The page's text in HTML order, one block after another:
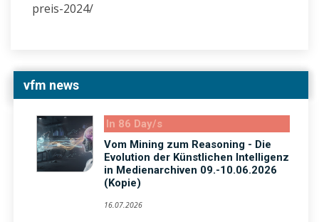
preis-2024/
vfm news
In 86 Day/s
Vom Mining zum Reasoning - Die
Evolution der Künstlichen Intelligenz
in Medienarchiven 09.-10.06.2026
(Kopie)
16.07.2026